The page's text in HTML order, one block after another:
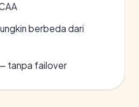
berbeda dari
tanpa failover